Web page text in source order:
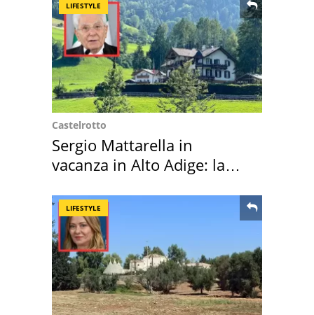
LIFESTYLE
Castelrotto
Sergio Mattarella in
vacanza in Alto Adige: la
LIFESTYLE